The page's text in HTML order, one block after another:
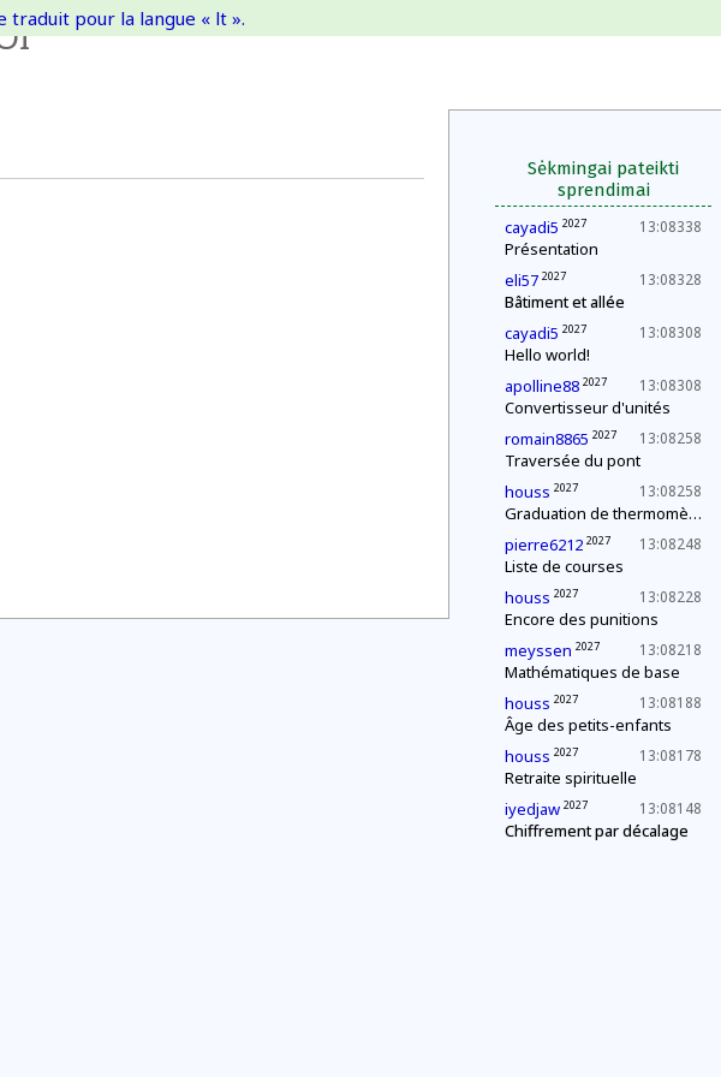
traduit pour la langue « lt ».
Sėkmingai pateikti
sprendimai
13:08338
cayadi5 2027
Présentation
13:08328
eli57 2027
Bâtiment et allée
13:08308
cayadi5 2027
Hello world!
13:08308
apolline88 2027
Convertisseur d'unités
13:08258
romain8865 2027
Traversée du pont
13:08258
houss 2027
Graduation de thermomètres
13:08248
pierre6212 2027
Liste de courses
13:08228
houss 2027
Encore des punitions
13:08218
meyssen 2027
Mathématiques de base
13:08188
houss 2027
Âge des petits-enfants
13:08178
houss 2027
Retraite spirituelle
13:08148
iyedjaw 2027
Chiffrement par décalage